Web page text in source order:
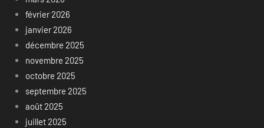
février 2026
janvier 2026
décembre 2025
novembre 2025
octobre 2025
septembre 2025
août 2025
juillet 2025